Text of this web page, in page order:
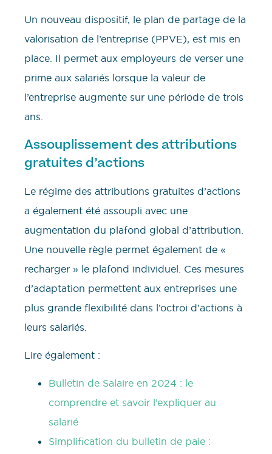
Un nouveau dispositif, le plan de partage de la
valorisation de l’entreprise (PPVE), est mis en
place. Il permet aux employeurs de verser une
prime aux salariés lorsque la valeur de
l’entreprise augmente sur une période de trois
ans.
Assouplissement des attributions
gratuites d’actions
Le régime des attributions gratuites d’actions
a également été assoupli avec une
augmentation du plafond global d’attribution.
Une nouvelle règle permet également de «
recharger » le plafond individuel. Ces mesures
d’adaptation permettent aux entreprises une
plus grande flexibilité dans l’octroi d’actions à
leurs salariés.
Lire également :
Bulletin de Salaire en 2024 : le
comprendre et savoir l’expliquer au
salarié
Simplification du bulletin de paie :